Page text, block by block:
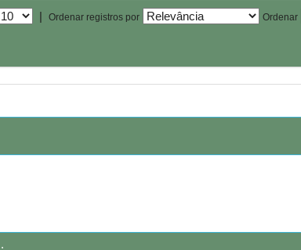
| Ordenar registros por Ordenar